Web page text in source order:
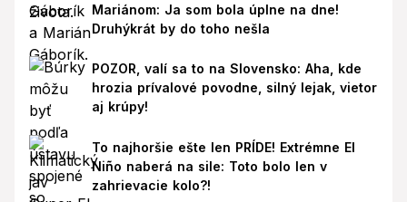
Mariánom: Ja som bola úplne na dne!
Druhýkrát by do toho nešla
POZOR, valí sa to na Slovensko: Aha, kde
hrozia prívalové povodne, silný lejak, vietor
aj krúpy!
To najhoršie ešte len PRÍDE! Extrémne El
Niño naberá na sile: Toto bolo len v
zahrievacie kolo?!